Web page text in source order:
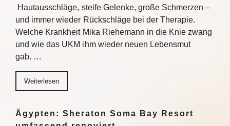
Hautausschläge, steife Gelenke, große Schmerzen –
und immer wieder Rückschläge bei der Therapie.
Welche Krankheit Mika Riehemann in die Knie zwang
und wie das UKM ihm wieder neuen Lebensmut
gab. …
Weiterlesen
Ägypten: Sheraton Soma Bay Resort